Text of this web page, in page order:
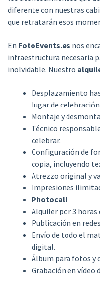
diferente con nuestras
que retratarán esos
En FotoEvents.es nos
infraestructura necesaria
inolvidable. Nuestro
Desplazamiento
lugar de celebración.
Montaje y
Técnico
celebrar.
Configuración de
copia, incluyendo
Atrezzo original y
Impresiones
Photocall
Alquiler por 3
Publicación en
Envío de todo el
digital.
Álbum para fotos y
Grabación en vídeo